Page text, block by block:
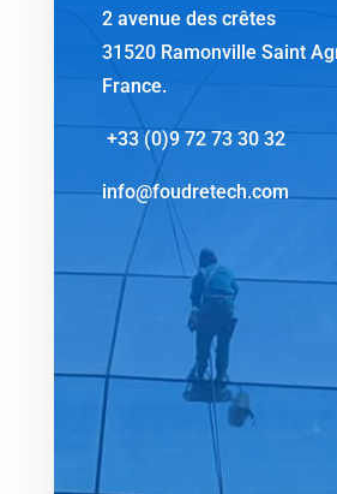
2 avenue des crêtes
31520 Ramonville Saint
France.
‪+33 (0)9 72 73 30 32
info@foudretech.com